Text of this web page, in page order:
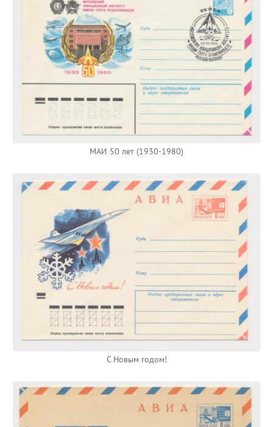
МАИ 50 лет (1930-1980)
С Новым годом!